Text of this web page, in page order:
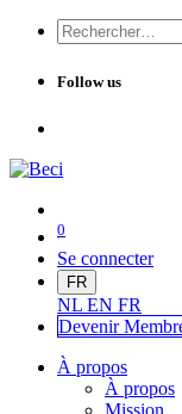
Follow us
0
Se connecter
FR
NL EN FR
Devenir Me
À propos
À propos
Mission